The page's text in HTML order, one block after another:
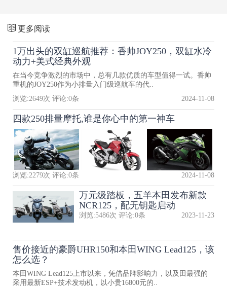
更多阅读
1万出头的双缸巡航推荐：香帅JOY250，双缸水冷
动力+美式经典外观
在当今竞争激烈的市场中，总有几款优质的车型值得一试。香帅
重机的JOY250作为小排量入门级巡航车的代..
浏览:2649次 评论:0条 2024-11-08
四款250排量摩托,谁是你心中的第一神车
浏览:2279次 评论:0条 2024-11-08
万元级踏板，五羊本田发布新款
NCR125，配无钥匙启动
浏览:5486次 评论:0条 2023-11-23
售价接近的豪爵UHR150和本田WING Lead125，该
怎么选？
本田WING Lead125上市以来，凭借品牌影响力，以及田最强的
采用最新ESP+技术发动机，以小贵16800元的..